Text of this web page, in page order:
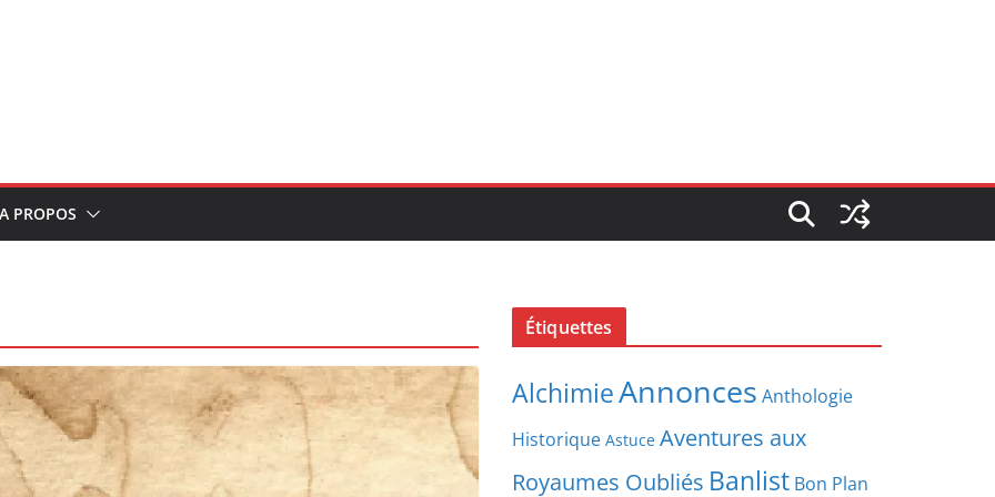
A PROPOS
Étiquettes
AlchimieAnnonces Anthologie
Historique Astuce Aventures aux
Royaumes Oubliés Banlist Bon Plan